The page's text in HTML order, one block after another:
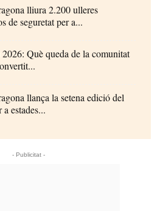
lliura 2.200 ulleres
de seguretat per a...
Què queda de la comunitat
llança la setena edició del
estades...
- Publicitat -